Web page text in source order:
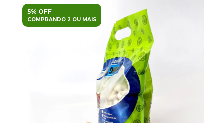
5% OFF
COMPRANDO 2 OU MAIS